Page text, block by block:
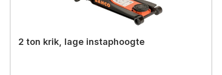
2 ton krik, lage instaphoogte